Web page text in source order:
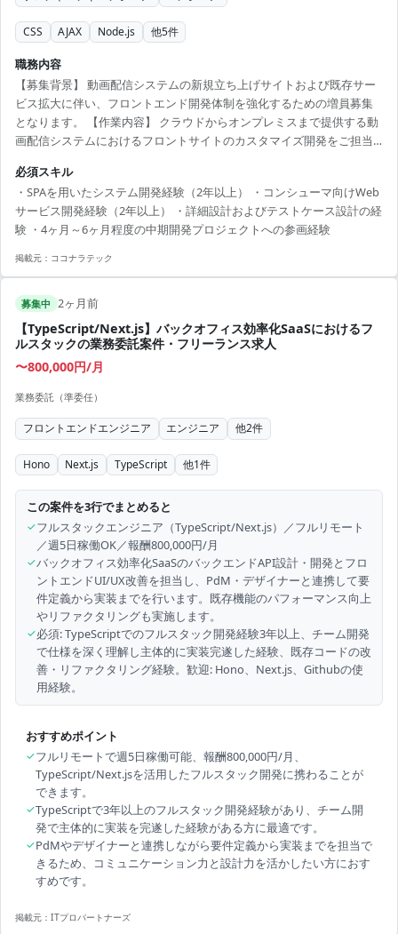
CSS AJAX Node.js 他5件
職務内容
【募集背景】 動画配信システムの新規立ち上げサイトおよび既存サー
ビス拡大に伴い、フロントエンド開発体制を強化するための増員募集
となります。 【作業内容】 クラウドからオンプレミスまで提供する動
画配信システムにおけるフロントサイトのカスタマイズ開発をご担当
びSSRによるWebサイト開発を行っていただきます。詳細設計、製造、
単体テストを中心に、プロジェクトによっては保守・運用まで携わっ
ていただく可能性があります。スキルやプロジェクト状況に応じて、
基本設計や技術担当として顧客ミーティングに同席いただく場合もあ
ります。 【...
必須スキル
・SPAを用いたシステム開発経験（2年以上） ・コンシューマ向けWeb
サービス開発経験（2年以上） ・詳細設計およびテストケース設計の経
験 ・4ヶ月～6ヶ月程度の中期開発プロジェクトへの参画経験
掲載元： ココナラテック
募集中 2ヶ月前
【TypeScript/Next.js】バックオフィス効率化SaaSにおけるフ
ルスタックの業務委託案件・フリーランス求人
〜800,000円/月
業務委託（準委任）
フロントエンドエンジニア エンジニア 他2件
Hono Next.js TypeScript 他1件
この案件を3行でまとめると
✓フルスタックエンジニア（TypeScript/Next.js）／フルリモート
／週5日稼働OK／報酬800,000円/月
✓バックオフィス効率化SaaSのバックエンドAPI設計・開発とフロ
ントエンドUI/UX改善を担当し、PdM・デザイナーと連携して要
件定義から実装までを行います。既存機能のパフォーマンス向上
やリファクタリングも実施します。
✓必須: TypeScriptでのフルスタック開発経験3年以上、チーム開発
で仕様を深く理解し主体的に実装完遂した経験、既存コードの改
善・リファクタリング経験。歓迎: Hono、Next.js、Githubの使
用経験。
おすすめポイント
✓フルリモートで週5日稼働可能、報酬800,000円/月、
TypeScript/Next.jsを活用したフルスタック開発に携わることが
できます。
✓TypeScriptで3年以上のフルスタック開発経験があり、チーム開
発で主体的に実装を完遂した経験がある方に最適です。
✓PdMやデザイナーと連携しながら要件定義から実装までを担当で
きるため、コミュニケーション力と設計力を活かしたい方におす
すめです。
掲載元： ITプロパートナーズ